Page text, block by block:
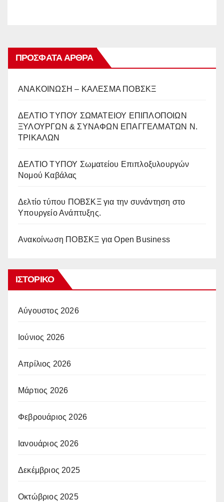
ΠΡΌΣΦΑΤΑ ΆΡΘΡΑ
ΑΝΑΚΟΙΝΩΣΗ – ΚΑΛΕΣΜΑ ΠΟΒΣΚΞ
ΔΕΛΤΙΟ ΤΥΠΟΥ ΣΩΜΑΤΕΙΟΥ ΕΠΙΠΛΟΠΟΙΩΝ
ΞΥΛΟΥΡΓΩΝ & ΣΥΝΑΦΩΝ ΕΠΑΓΓΕΛΜΑΤΩΝ Ν.
ΤΡΙΚΑΛΩΝ
ΔΕΛΤΙΟ ΤΥΠΟΥ Σωματείου Επιπλοξυλουργών
Νομού Καβάλας
Δελτίο τύπου ΠΟΒΣΚΞ για την συνάντηση στο
Υπουργείο Ανάπτυξης.
Ανακοίνωση ΠΟΒΣΚΞ για Open Business
ΙΣΤΟΡΙΚΌ
Αύγουστος 2026
Ιούνιος 2026
Απρίλιος 2026
Μάρτιος 2026
Φεβρουάριος 2026
Ιανουάριος 2026
Δεκέμβριος 2025
Οκτώβριος 2025